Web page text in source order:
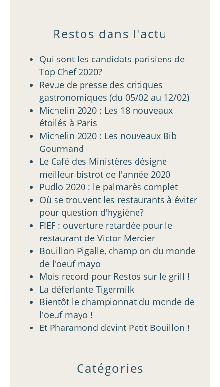
Catégories
Restos dans l'actu
Qui sont les candidats parisiens de
Top Chef 2020?
Revue de presse des critiques
gastronomiques (du 05/02 au 12/02)
Michelin 2020 : Les 18 nouveaux
étoilés à Paris
Michelin 2020 : Les nouveaux Bib
Gourmand
Le Café des Ministères désigné
meilleur bistrot de l'année 2020
Pudlo 2020 : le palmarès complet
Où se trouvent les restaurants à éviter
pour question d'hygiène?
FIEF : ouverture retardée pour le
restaurant de Victor Mercier
Bouillon Pigalle, champion du monde
de l'oeuf mayo
Mois record pour Restos sur le grill !
La déferlante Tigermilk
Bientôt le championnat du monde de
l'oeuf mayo !
Et Pharamond devint Petit Bouillon !